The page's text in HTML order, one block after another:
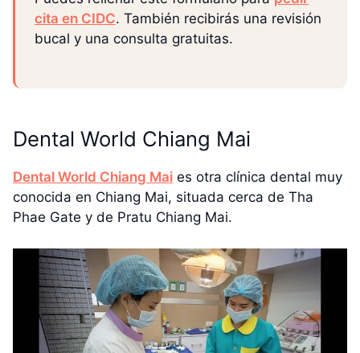
cita en CIDC. También recibirás una revisión
bucal y una consulta gratuitas.
Dental World Chiang Mai
Dental World Chiang Mai es otra clínica dental muy
conocida en Chiang Mai, situada cerca de Tha
Phae Gate y de Pratu Chiang Mai.